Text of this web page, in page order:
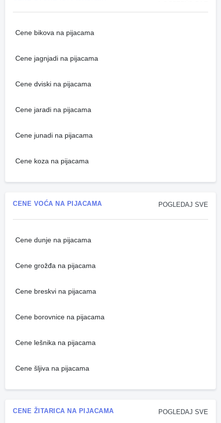
Cene bikova na pijacama
Cene jagnjadi na pijacama
Cene dviski na pijacama
Cene jaradi na pijacama
Cene junadi na pijacama
Cene koza na pijacama
POGLEDAJ SVE
CENE VOĆA NA PIJACAMA
Cene dunje na pijacama
Cene grožđa na pijacama
Cene breskvi na pijacama
Cene borovnice na pijacama
Cene lešnika na pijacama
Cene šljiva na pijacama
POGLEDAJ SVE
CENE ŽITARICA NA PIJACAMA